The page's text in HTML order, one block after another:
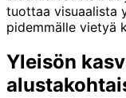
tuottaa visuaalista
pidemmälle vietyä
Yleisön